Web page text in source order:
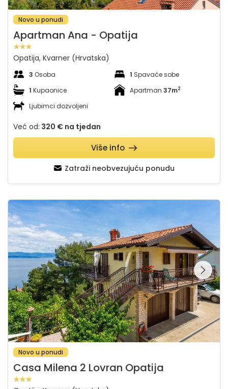
Novo u ponudi
Apartman Ana - Opatija
Opatija, Kvarner (Hrvatska)
3 Osoba 1 Spavaće sobe
1 Kupaonice Apartman 37m2
Ljubimci dozvoljeni
Već od: 320 € na tjedan
Zatraži neobvezujuću ponudu
Više info
Casa Milena 2 Lovran Opatija
Pregledajte cijelu
galeriju na
Novo u ponudi
Casa Milena 2 Lovran Opatija